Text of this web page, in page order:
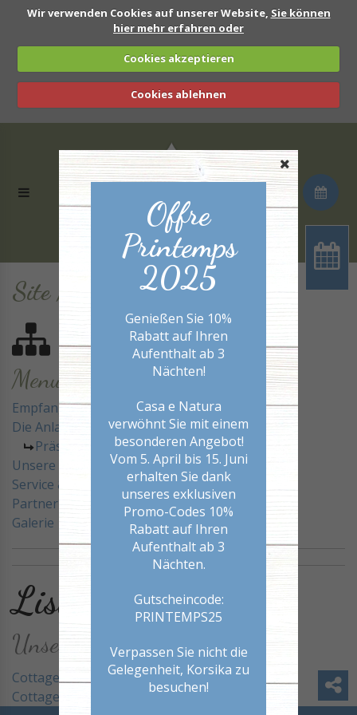
Wir verwenden Cookies auf unserer Website, Sie können
hier mehr erfahren oder
Cookies akzeptieren
Cookies ablehnen
Site Map
Menu_top
Empfang
Die Anlage
Präsentation
Unsere Vermietungen
Service & Aktivitäten
Partner
Galerie
Listing avec detail
Unsere Unterkünfte
Cottage T3-
Cottage T4-
Offre
Printemps
2025
Genießen Sie 10%
Rabatt auf Ihren
Aufenthalt ab 3
Nächten!
Casa e Natura
verwöhnt Sie mit einem
besonderen Angebot!
Vom 5. April bis 15. Juni
erhalten Sie dank
unseres exklusiven
Promo-Codes 10%
Rabatt auf Ihren
Aufenthalt ab 3
Nächten.
Gutscheincode:
PRINTEMPS25
Verpassen Sie nicht die
Gelegenheit, Korsika zu
besuchen!